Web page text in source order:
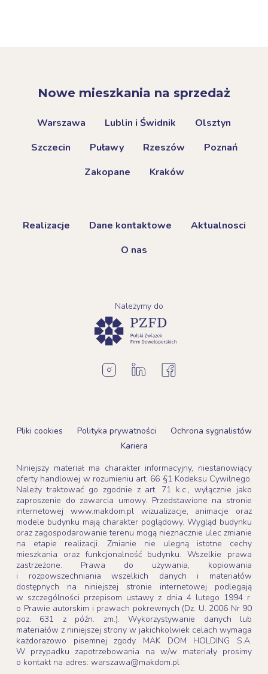
Nowe mieszkania na sprzedaż
Warszawa Lublin i Świdnik
Olsztyn
Szczecin
Puławy Rzeszów
Poznań
Zakopane
Kraków
Realizacje Dane kontaktowe
Aktualnosci
O nas
Należymy do
Pliki cookies Polityka prywatności
Ochrona sygnalistów
Kariera
Niniejszy materiał ma charakter informacyjny, niestanowiący
oferty handlowej w rozumieniu art. 66 §1 Kodeksu Cywilnego.
Należy traktować go zgodnie z art. 71 k.c., wyłącznie jako
zaproszenie do zawarcia umowy. Przedstawione na stronie
internetowej www.makdom.pl wizualizacje, animacje oraz
modele budynku mają charakter poglądowy. Wygląd budynku
oraz zagospodarowanie terenu mogą nieznacznie ulec zmianie
na etapie realizacji. Zmianie nie ulegną istotne cechy
mieszkania oraz funkcjonalność budynku. Wszelkie prawa
zastrzeżone. Prawa do używania, kopiowania
i rozpowszechniania wszelkich danych i materiałów
dostępnych na niniejszej stronie internetowej podlegają
w szczególności przepisom ustawy z dnia 4 lutego 1994 r.
o Prawie autorskim i prawach pokrewnych (Dz. U. 2006 Nr 90
poz. 631 z późn. zm.). Wykorzystywanie danych lub
materiałów z niniejszej strony w jakichkolwiek celach wymaga
każdorazowo pisemnej zgody MAK DOM HOLDING S.A.
W przypadku zapotrzebowania na w/w materiały prosimy
o kontakt na adres: warszawa@makdom.pl